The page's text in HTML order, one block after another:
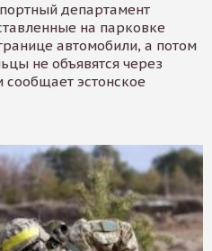
департамент
на парковке
автомобили, а потом
не объявятся через
сообщает эстонское